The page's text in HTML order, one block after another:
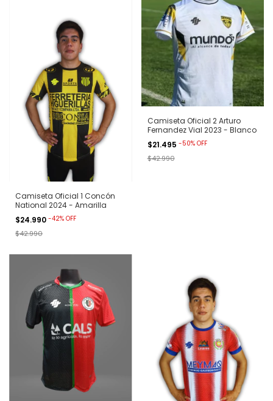
Camiseta Oficial 1 Concón
National 2024 - Amarilla
$24.990 -42% OFF
$42.990
Camiseta Oficial 2 Arturo
Fernandez Vial 2023 - Blanco
$21.495 -50% OFF
$42.990